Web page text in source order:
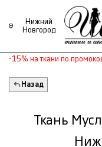
Нижний
Новгород
-15% на ткани по
Назад
Ткань